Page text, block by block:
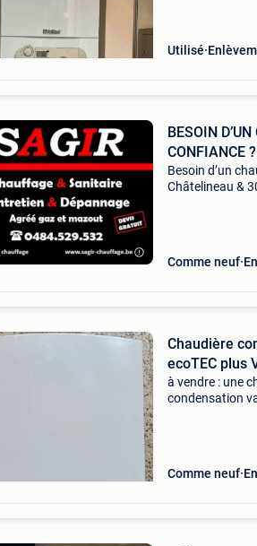
Utilisé
BESOIN
CONFIANCE ?
Besoin d’un
Châtelineau &
Comme neuf
Chaudière
ecoTEC plus
à vendre : une
condensation
Comme neuf